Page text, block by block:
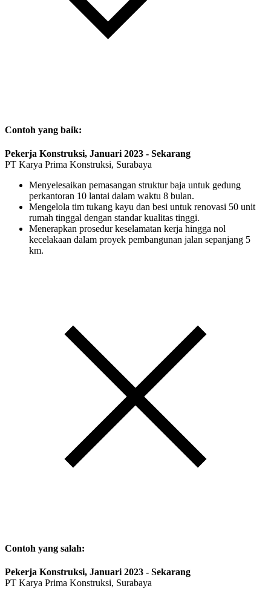
Contoh yang baik:
Pekerja Konstruksi, Januari 2023 - Sekarang
PT Karya Prima Konstruksi, Surabaya
Menyelesaikan pemasangan struktur baja untuk gedung
perkantoran 10 lantai dalam waktu 8 bulan.
Mengelola tim tukang kayu dan besi untuk renovasi 50 unit
rumah tinggal dengan standar kualitas tinggi.
Menerapkan prosedur keselamatan kerja hingga nol
kecelakaan dalam proyek pembangunan jalan sepanjang 5
km.
Contoh yang salah:
Pekerja Konstruksi, Januari 2023 - Sekarang
PT Karya Prima Konstruksi, Surabaya